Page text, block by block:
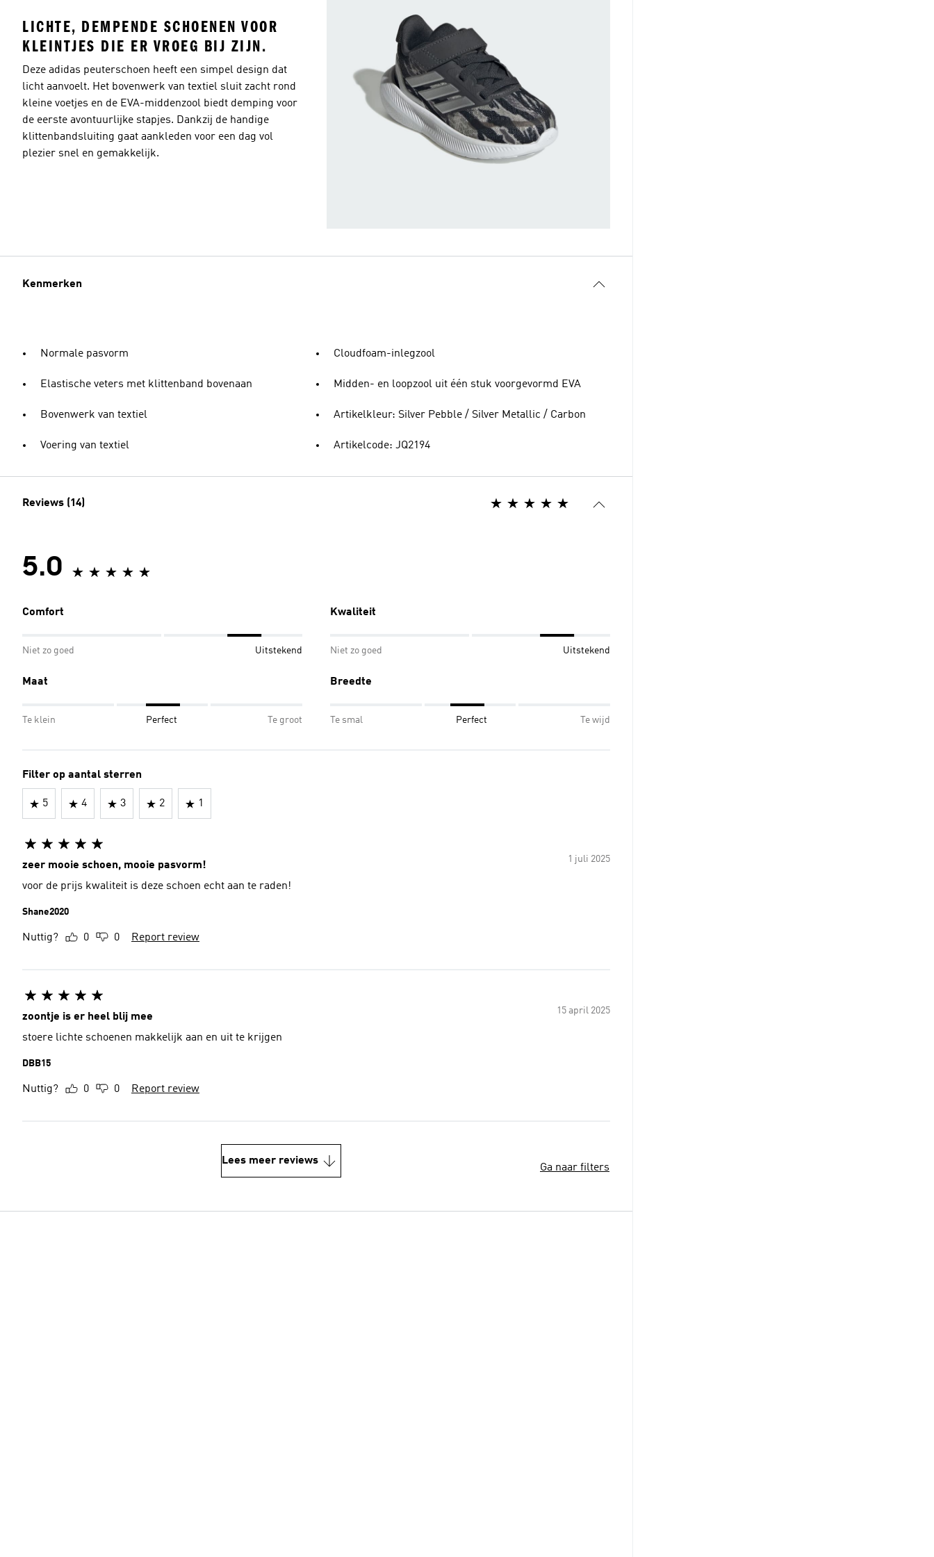
LICHTE, DEMPENDE SCHOENEN VOOR
KLEINTJES DIE ER VROEG BIJ ZIJN.
Deze adidas peuterschoen heeft een simpel design dat
licht aanvoelt. Het bovenwerk van textiel sluit zacht rond
kleine voetjes en de EVA-middenzool biedt demping voor
de eerste avontuurlijke stapjes. Dankzij de handige
klittenbandsluiting gaat aankleden voor een dag vol
plezier snel en gemakkelijk.
Kenmerken
Normale pasvorm
Elastische veters met klittenband bovenaan
Bovenwerk van textiel
Voering van textiel
Cloudfoam-inlegzool
Midden- en loopzool uit één stuk voorgevormd EVA
Artikelkleur: Silver Pebble / Silver Metallic / Carbon
Artikelcode: JQ2194
Reviews (14)
5.0
Comfort
Niet zo goed Uitstekend
Kwaliteit
Niet zo goed Uitstekend
Maat
Te klein Perfect Te groot
Breedte
Te smal Perfect Te wijd
Filter op aantal sterren
5 4 3 2 1
1 juli 2025
zeer mooie schoen, mooie pasvorm!
voor de prijs kwaliteit is deze schoen echt aan te raden!
Shane2020
Nuttig? 0 0 Report review
15 april 2025
zoontje is er heel blij mee
stoere lichte schoenen makkelijk aan en uit te krijgen
DBB15
Nuttig? 0 0 Report review
Lees meer reviews
Ga naar filters